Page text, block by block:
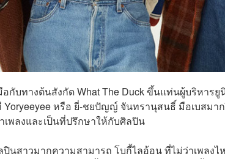
บทางต้นสังกัด What The Duck ขึ้นแท่นผู้บริหารยู
Yoryeeyee หรือ ยี่-ชยปัญญ์ จันทรานุสนธิ์ มือเบสมา
เพลงและเป็นที่ปรึกษาให้กับศิลปิน
สาวมากความสามารถ โบกี้ไลอ้อน ที่ไม่ว่าเพลงไ